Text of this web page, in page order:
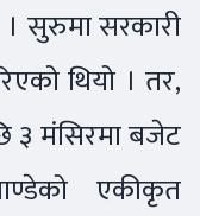
सुरुमा सरकारी
थियो । तर,
३ मंसिरमा बजेट
एकीकृत